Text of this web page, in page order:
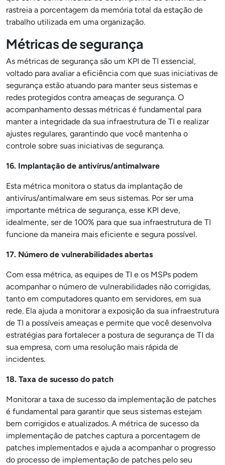
rastreia a porcentagem da memória total da estação de
trabalho utilizada em uma organização.
Métricas de segurança
As métricas de segurança são um KPI de TI essencial,
voltado para avaliar a eficiência com que suas iniciativas de
segurança estão atuando para manter seus sistemas e
redes protegidos contra ameaças de segurança. O
acompanhamento dessas métricas é fundamental para
manter a integridade da sua infraestrutura de TI e realizar
ajustes regulares, garantindo que você mantenha o
controle sobre suas iniciativas de segurança.
16. Implantação de antivírus/antimalware
Esta métrica monitora o status da implantação de
antivírus/antimalware em seus sistemas. Por ser uma
importante métrica de segurança, esse KPI deve,
idealmente, ser de 100% para que sua infraestrutura de TI
funcione da maneira mais eficiente e segura possível.
17. Número de vulnerabilidades abertas
Com essa métrica, as equipes de TI e os MSPs podem
acompanhar o número de vulnerabilidades não corrigidas,
tanto em computadores quanto em servidores, em sua
rede. Ela ajuda a monitorar a exposição da sua infraestrutura
de TI a possíveis ameaças e permite que você desenvolva
estratégias para fortalecer a postura de segurança de TI da
sua empresa, com uma resolução mais rápida de
incidentes.
18. Taxa de sucesso do patch
Monitorar a taxa de sucesso da implementação de patches
é fundamental para garantir que seus sistemas estejam
bem corrigidos e atualizados. A métrica de sucesso da
implementação de patches captura a porcentagem de
patches implementados e ajuda a acompanhar o progresso
do processo de implementação de patches pelo seu